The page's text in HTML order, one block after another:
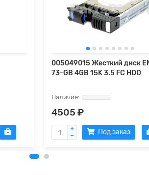
005049015 Жесткий диск
73-GB 4GB 15K 3.5 FC HDD
4505 ₽
Под заказ